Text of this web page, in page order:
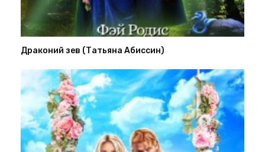
Драконий зев (Татьяна Абиссин)